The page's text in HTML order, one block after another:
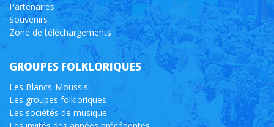
Partenaires
Souvenirs
Zone de téléchargements
GROUPES FOLKLORIQUES
Les Blancs-Moussis
Les groupes folkloriques
Les sociétés de musique